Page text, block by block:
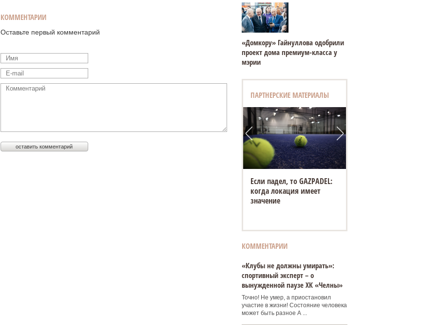
КОММЕНТАРИИ
Оставьте первый комментарий
«Домкору» Гайнуллова одобрили
проект дома премиум-класса у
мэрии
ПАРТНЕРСКИЕ МАТЕРИАЛЫ
Если падел, то GAZPADEL:
когда локация имеет
значение
КОММЕНТАРИИ
«Клубы не должны умирать»:
спортивный эксперт – о
вынужденной паузе ХК «Челны»
Точно! Не умер, а приостановил
участие в жизни! Состояние человека
может быть разное А ...